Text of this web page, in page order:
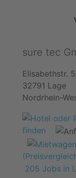
sure tec
Elisabethstr.
32791 Lage
Nordrhein-
finden
205 Jobs in